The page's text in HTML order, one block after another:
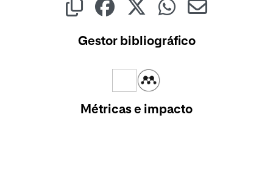
Gestor bibliográfico
Métricas e impacto